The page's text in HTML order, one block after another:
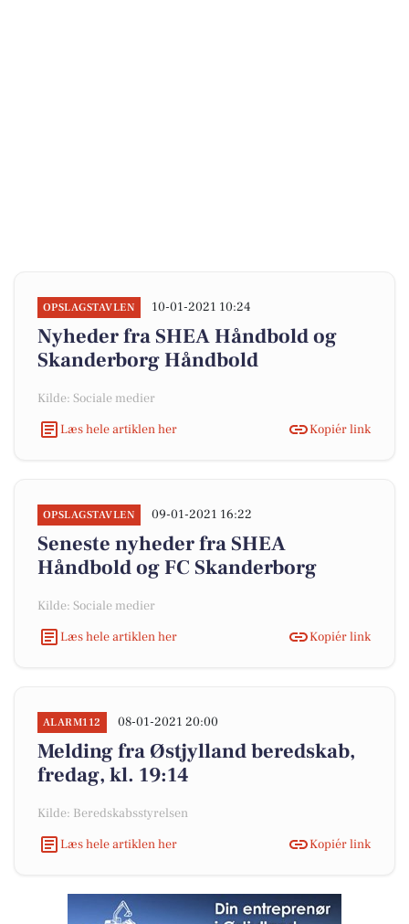
OPSLAGSTAVLEN 10-01-2021 10:24
Nyheder fra SHEA Håndbold og
Skanderborg Håndbold
Kilde: Sociale medier
Læs hele artiklen her
Kopiér link
OPSLAGSTAVLEN 09-01-2021 16:22
Seneste nyheder fra SHEA
Håndbold og FC Skanderborg
Kilde: Sociale medier
Læs hele artiklen her
Kopiér link
ALARM112 08-01-2021 20:00
Melding fra Østjylland beredskab,
fredag, kl. 19:14
Kilde: Beredskabsstyrelsen
Læs hele artiklen her
Kopiér link